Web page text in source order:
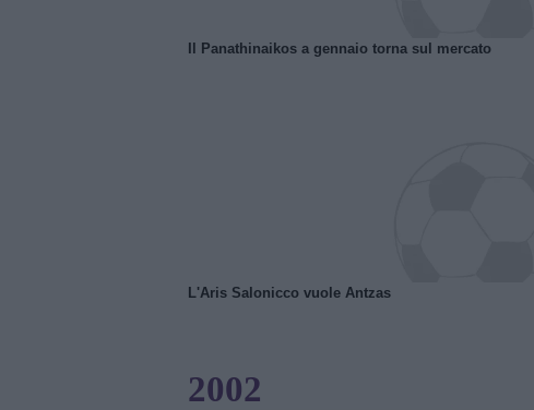
Il Panathinaikos a gennaio torna sul mercato
L'Aris Salonicco vuole Antzas
2002